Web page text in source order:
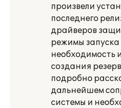
произвели
последнего
драйверов
режимы запуска
необходимость
создания
подробно
дальнейшем
системы и